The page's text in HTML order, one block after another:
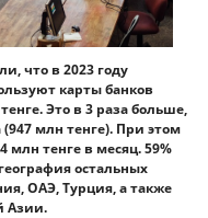
что в 2023 году
карты банков
Это в 3 раза больше,
млн тенге). При этом
млн тенге в месяц. 59%
остальных
ОАЭ, Турция, а также
Азии.